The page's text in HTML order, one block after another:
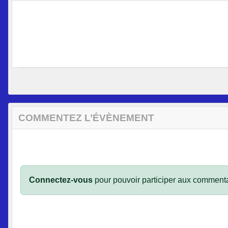
COMMENTEZ L’ÉVÈNEMENT
Connectez-vous pour pouvoir participer aux